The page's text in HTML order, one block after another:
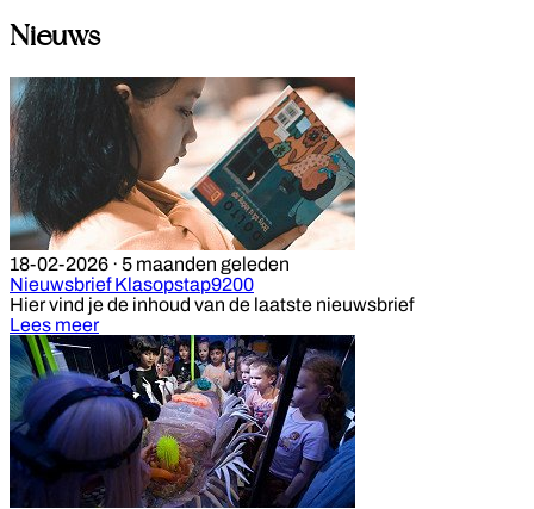
Nieuws
18-02-2026 · 5 maanden geleden
Nieuwsbrief Klasopstap9200
Hier vind je de inhoud van de laatste nieuwsbrief
Lees meer